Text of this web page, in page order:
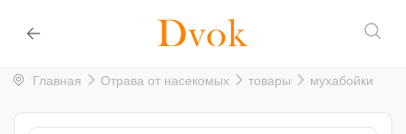
Главная Отрава от насекомых товары мухабойки